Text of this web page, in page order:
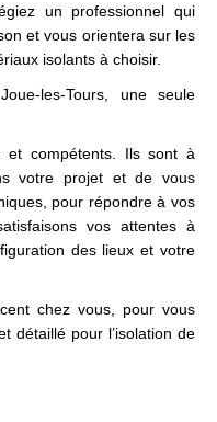
un professionnel qui
et vous orientera sur les
isolants à choisir.
les-Tours, une seule
compétents. Ils sont à
votre projet et de vous
pour répondre à vos
vos attentes à
des lieux et votre
chez vous, pour vous
détaillé pour l’isolation de